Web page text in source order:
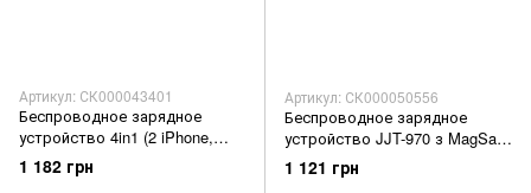
Артикул: СК000043401
Беспроводное зарядное
устройство 4in1 (2 iPhone,
iWatch, AirPods) 15W Fast
Origrnal Black
1 182 грн
Артикул: СК000050556
Беспроводное зарядное
устройство JJT-970 з MagSafe
4in1 25W black
1 121 грн